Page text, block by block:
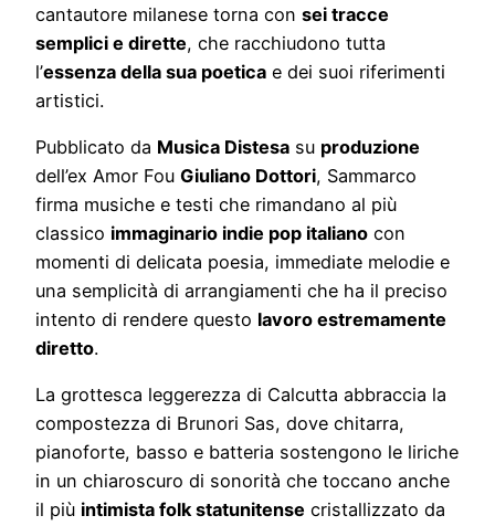
cantautore milanese torna con sei tracce
semplici e dirette, che racchiudono tutta
l’essenza della sua poetica e dei suoi riferimenti
artistici.
Pubblicato da Musica Distesa su produzione
dell’ex Amor Fou Giuliano Dottori, Sammarco
firma musiche e testi che rimandano al più
classico immaginario indie pop italiano con
momenti di delicata poesia, immediate melodie e
una semplicità di arrangiamenti che ha il preciso
intento di rendere questo lavoro estremamente
diretto.
La grottesca leggerezza di Calcutta abbraccia la
compostezza di Brunori Sas, dove chitarra,
pianoforte, basso e batteria sostengono le liriche
in un chiaroscuro di sonorità che toccano anche
il più intimista folk statunitense cristallizzato da